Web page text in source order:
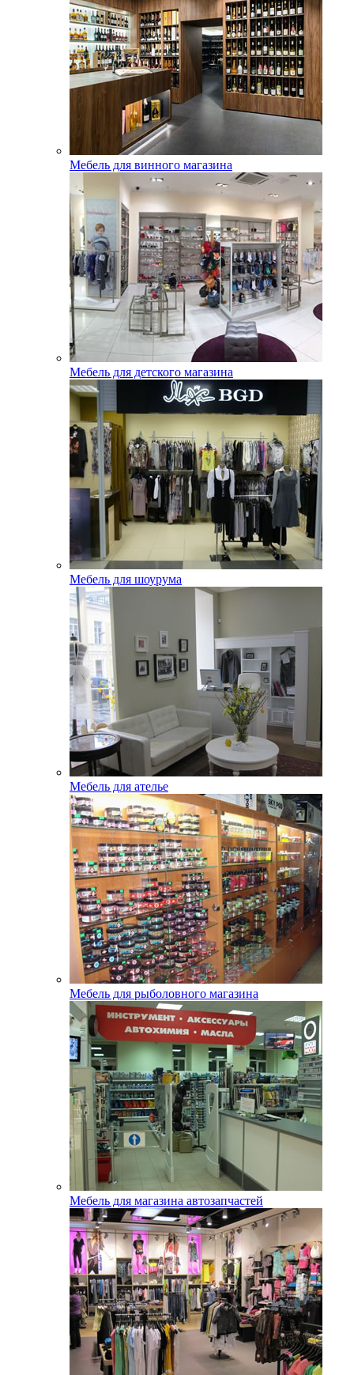
Мебель для винного магазина
Мебель для детского магазина
Мебель для шоурума
Мебель для ателье
Мебель для рыболовного магазина
Мебель для магазина автозапчастей